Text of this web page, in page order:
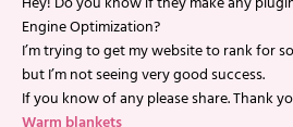
Engine Optimization?
I’m trying to get my website to rank for
but I’m not seeing very good success.
If you know of any please share. Thank